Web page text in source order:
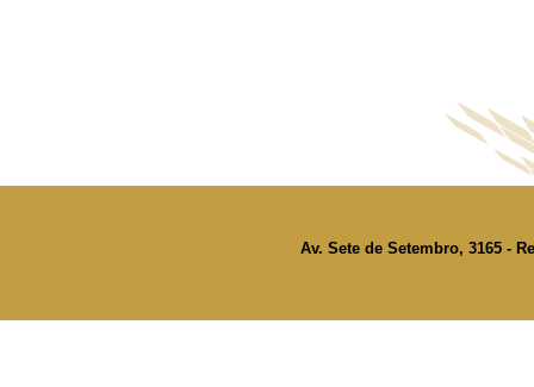
Av. Sete de Setembro, 3165 -